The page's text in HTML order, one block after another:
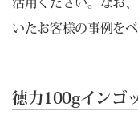
活用ください。なお
いたお客様の事例を
徳力100gインゴ